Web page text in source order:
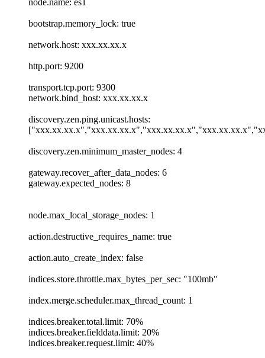
bootstrap.memory_lock: true
network.host: xxx.xx.xx.x
http.port: 9200
transport.tcp.port: 9300
network.bind_host: xxx.xx.xx.x
discovery.zen.ping.unicast.hosts:
discovery.zen.minimum_master_nodes: 4
gateway.recover_after_data_nodes: 6
gateway.expected_nodes: 8
node.max_local_storage_nodes: 1
action.destructive_requires_name: true
action.auto_create_index: false
indices.store.throttle.max_bytes_per_sec: "100mb"
index.merge.scheduler.max_thread_count: 1
indices.breaker.total.limit: 70%
indices.breaker.fielddata.limit: 20%
indices.breaker.request.limit: 40%